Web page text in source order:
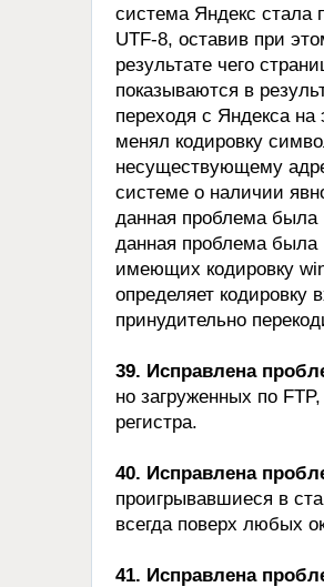
система Яндекс стала
UTF-8, оставив при
результате чего
показываются в
переходя с Яндекса на
менял кодировку
несуществующему
системе о наличии
данная проблема
данная проблема
имеющих кодировку
определяет кодировку
принудительно
39. Исправлена
но загруженных по
регистра.
40. Исправлена
проигрывавшиеся в
всегда поверх любых
41. Исправлена